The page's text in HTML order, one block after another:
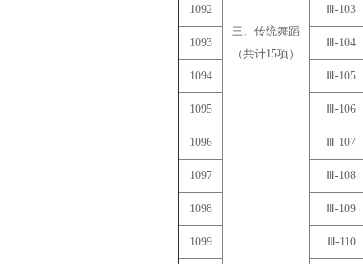
三、传统舞蹈
（共计15项）
1092 Ⅲ-103
1093 Ⅲ-104
1094 Ⅲ-105
1095 Ⅲ-106
1096 Ⅲ-107
1097 Ⅲ-108
1098 Ⅲ-109
1099 Ⅲ-110